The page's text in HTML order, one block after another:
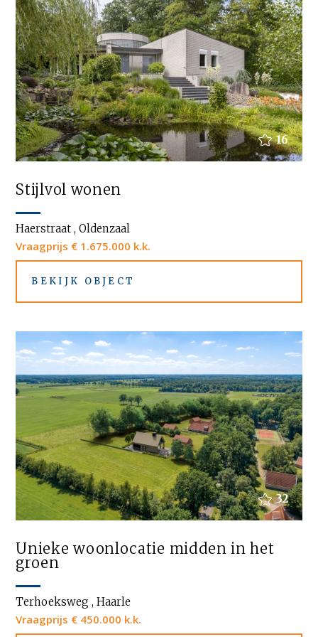
16
Stijlvol wonen
Haerstraat , Oldenzaal
Vraagprijs € 1.675.000 k.k.
BEKIJK OBJECT
32
Unieke woonlocatie midden in het
groen
Terhoeksweg , Haarle
Vraagprijs € 450.000 k.k.